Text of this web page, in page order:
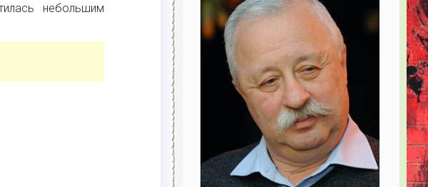
небольшим